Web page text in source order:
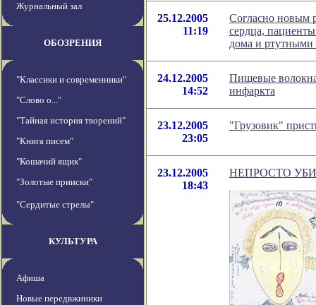
Журнальный зал
ОБОЗРЕНИЯ
"Классики и современники"
"Слово о..."
"Тайная история творений"
"Книга писем"
"Кошачий ящик"
"Золотые прииски"
"Сердитые стрелы"
КУЛЬТУРА
Афиша
Новые передвжиники
25.12.2005
11:19
Согласно новым
сердца,
дома и
24.12.2005
14:52
Пищевые волокна
инфаркта
23.12.2005
23:05
"Грузовик"
23.12.2005
18:43
НЕПРОСТО